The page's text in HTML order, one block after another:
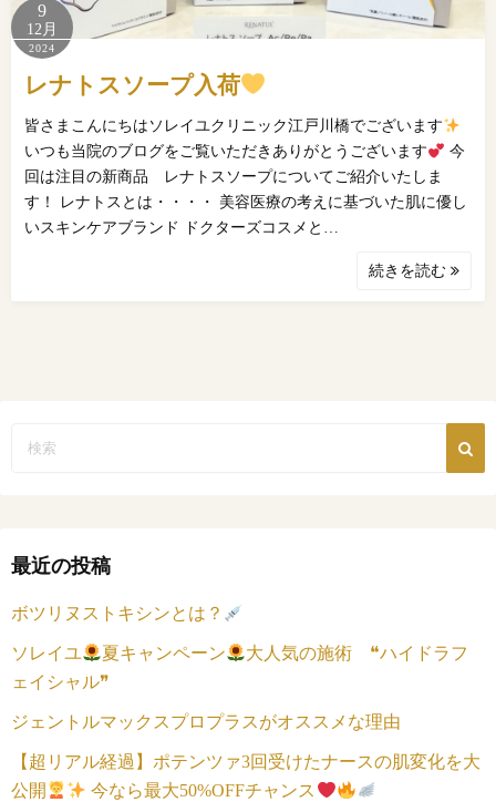
9
12月
2024
レナトスソープ入荷
皆さまこんにちはソレイユクリニック江戸川橋でございます
いつも当院のブログをご覧いただきありがとうございます
今
回は注目の新商品 レナトスソープについてご紹介いたしま
す！ レナトスとは・・・・ 美容医療の考えに基づいた肌に優し
いスキンケアブランド ドクターズコスメと…
続きを読む
最近の投稿
ボツリヌストキシンとは？
ソレイユ 夏キャンペーン
大人気の施術 ❝ハイドラフ
ェイシャル❞
ジェントルマックスプロプラスがオススメな理由
【超リアル経過】ポテンツァ3回受けたナースの肌変化を大
公開
今なら最大50%OFFチャンス